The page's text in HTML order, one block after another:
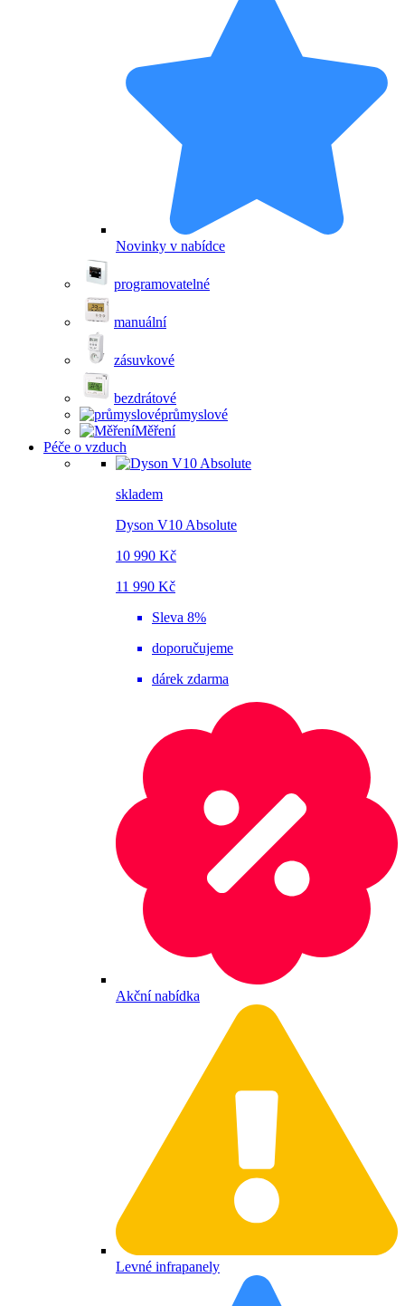
Novinky v nabídce
programovatelné
manuální
zásuvkové
bezdrátové
průmyslové
Měření
Péče o vzduch
skladem
Dyson V10 Absolute
10 990 Kč
11 990 Kč
Sleva 8%
doporučujeme
dárek zdarma
Akční nabídka
Levné infrapanely